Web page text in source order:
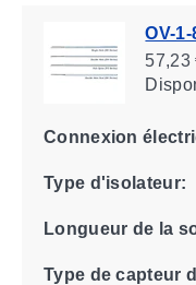
OV-
57,23
Connexion
Type d'isolateur:
Longueur de la
Type de capteur